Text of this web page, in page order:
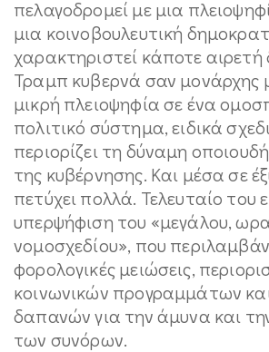
πελαγοδρομεί με μια
μια κοινοβουλευτική
χαρακτηριστεί κάποτε αιρετή
Τραμπ κυβερνά σαν μονάρχης
μικρή πλειοψηφία σε ένα
πολιτικό σύστημα, ειδικά
περιορίζει τη δύναμη
της κυβέρνησης. Και μέσα σε
πετύχει πολλά. Τελευταίο του
υπερψήφιση του «μεγάλου,
νομοσχεδίου», που
φορολογικές μειώσεις,
κοινωνικών προγραμμάτων
δαπανών για την άμυνα και
των συνόρων.